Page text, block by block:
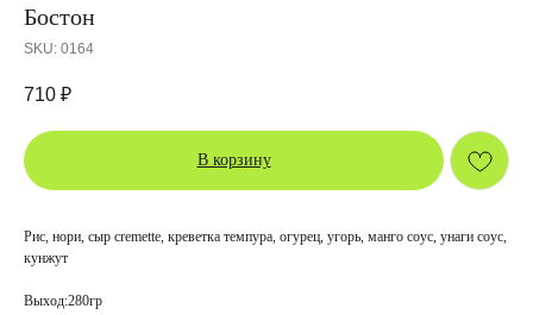
Бостон
SKU: 0164
710 ₽
В корзину
Рис, нори, сыр cremette, креветка темпура, огурец, угорь, манго соус, унаги соус,
кунжут
Выход:280гр